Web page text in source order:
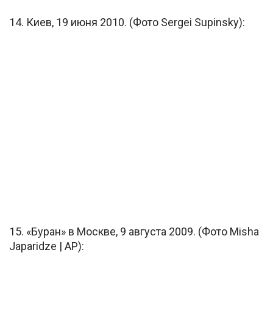
14. Киев, 19 июня 2010. (Фото Sergei Supinsky):
15. «Буран» в Москве, 9 августа 2009. (Фото Misha
Japaridze | AP):